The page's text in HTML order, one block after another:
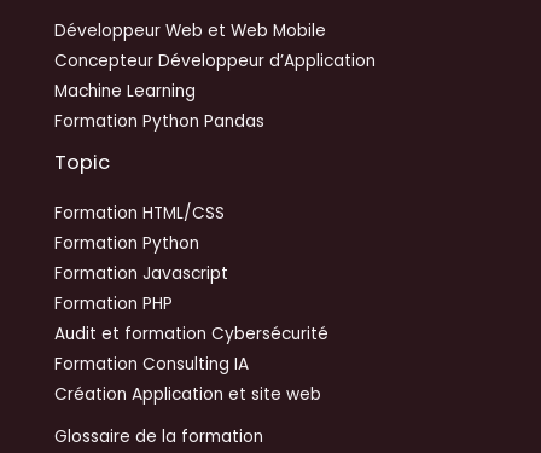
Développeur Web et Web Mobile
Concepteur Développeur d’Application
Machine Learning
Formation Python Pandas
Topic
Formation HTML/CSS
Formation Python
Formation Javascript
Formation PHP
Audit et formation Cybersécurité
Formation Consulting IA
Création Application et site web
Glossaire de la formation